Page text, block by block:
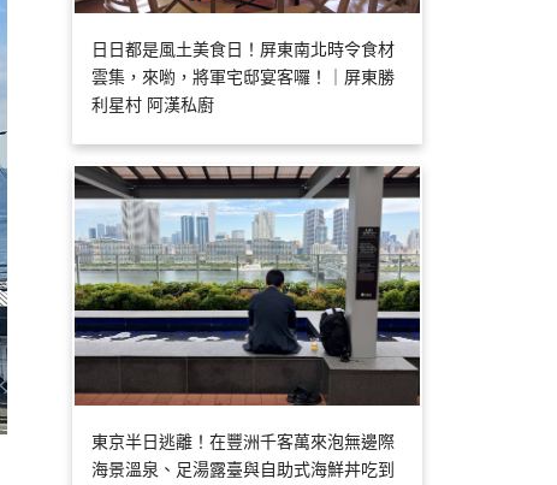
日日都是風土美食日！屏東南北時令食材
雲集，來喲，將軍宅邸宴客囉！｜屏東勝
利星村 阿漢私廚
東京半日逃離！在豐洲千客萬來泡無邊際
海景溫泉、足湯露臺與自助式海鮮丼吃到